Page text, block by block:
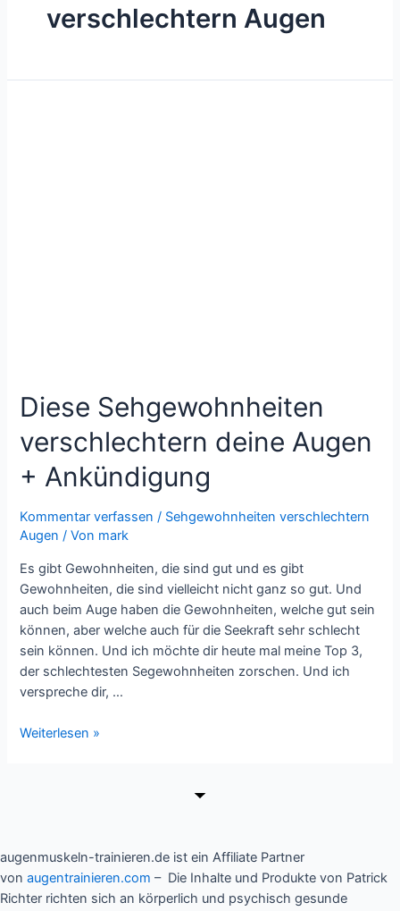
verschlechtern Augen
Diese Sehgewohnheiten
verschlechtern deine Augen
+ Ankündigung
Kommentar verfassen / Sehgewohnheiten verschlechtern
Augen / Von mark
Es gibt Gewohnheiten, die sind gut und es gibt
Gewohnheiten, die sind vielleicht nicht ganz so gut. Und
auch beim Auge haben die Gewohnheiten, welche gut sein
können, aber welche auch für die Seekraft sehr schlecht
sein können. Und ich möchte dir heute mal meine Top 3,
der schlechtesten Segewohnheiten zorschen. Und ich
verspreche dir, …
Diese
Ankündigung
Weiterlesen »
augenmuskeln-trainieren.de ist ein Affiliate Partner
von augentrainieren.com – Die Inhalte und Produkte von Patrick
Richter richten sich an körperlich und psychisch gesunde